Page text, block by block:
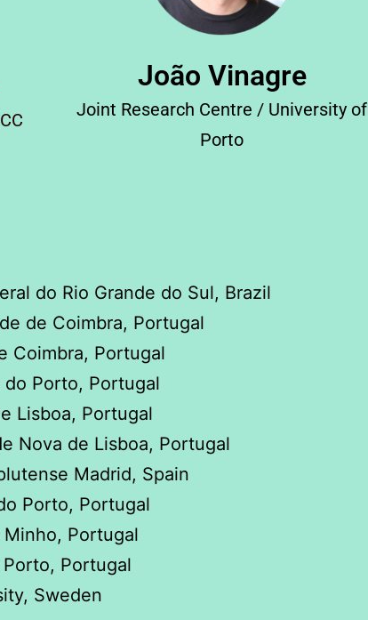
João Vinagre
Joint Research Centre / University of
Porto
do Rio Grande do Sul, Brazil
de Coimbra, Portugal
Coimbra, Portugal
Porto, Portugal
Lisboa, Portugal
Nova de Lisboa, Portugal
Madrid, Spain
Porto, Portugal
Portugal
Portugal
Sweden